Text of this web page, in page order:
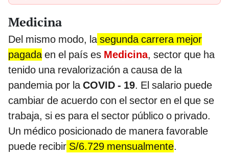
Medicina
Del mismo modo, la segunda carrera mejor
pagada en el país es Medicina, sector que ha
tenido una revalorización a causa de la
pandemia por la COVID - 19. El salario puede
cambiar de acuerdo con el sector en el que se
trabaja, si es para el sector público o privado.
Un médico posicionado de manera favorable
puede recibir S/6.729 mensualmente.